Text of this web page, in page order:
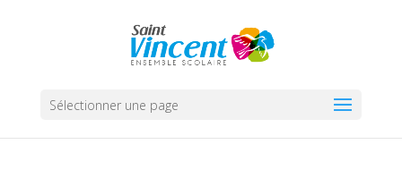
Sélectionner une page